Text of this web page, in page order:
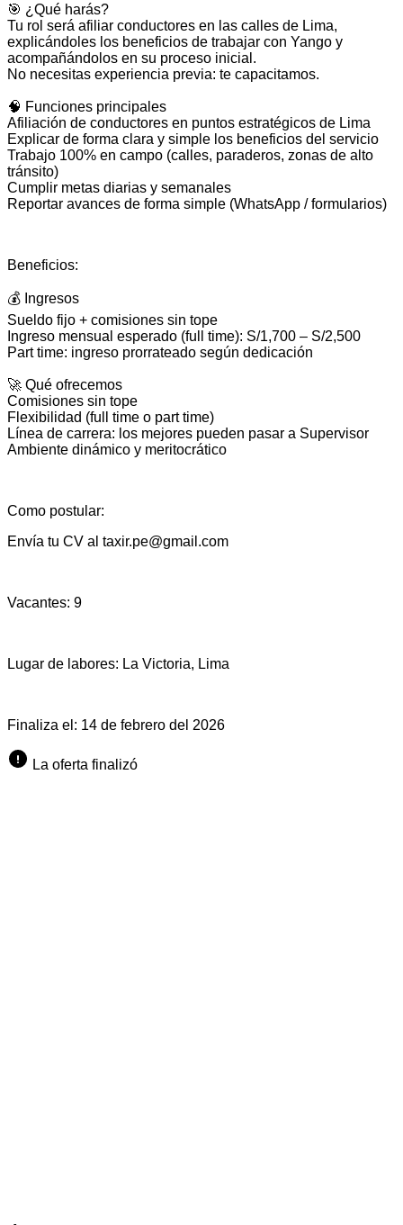
🎯 ¿Qué harás?
Tu rol será afiliar conductores en las calles de Lima,
explicándoles los beneficios de trabajar con Yango y
acompañándolos en su proceso inicial.
No necesitas experiencia previa: te capacitamos.
🧠 Funciones principales
Afiliación de conductores en puntos estratégicos de Lima
Explicar de forma clara y simple los beneficios del servicio
Trabajo 100% en campo (calles, paraderos, zonas de alto
tránsito)
Cumplir metas diarias y semanales
Reportar avances de forma simple (WhatsApp / formularios)
Beneficios:
💰 Ingresos
Sueldo fijo + comisiones sin tope
Ingreso mensual esperado (full time): S/1,700 – S/2,500
Part time: ingreso prorrateado según dedicación
🚀 Qué ofrecemos
Comisiones sin tope
Flexibilidad (full time o part time)
Línea de carrera: los mejores pueden pasar a Supervisor
Ambiente dinámico y meritocrático
Como postular:
Envía tu CV al taxir.pe@gmail.com
Vacantes: 9
Lugar de labores: La Victoria, Lima
Finaliza el: 14 de febrero del 2026
La oferta finalizó